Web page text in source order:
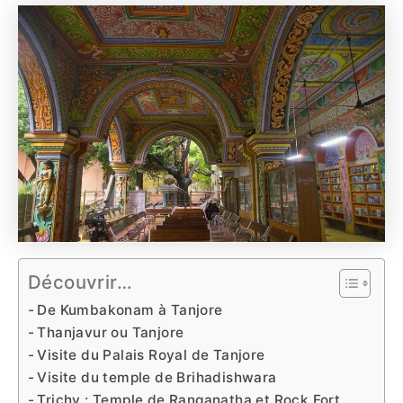
Découvrir…
De Kumbakonam à Tanjore
Thanjavur ou Tanjore
Visite du Palais Royal de Tanjore
Visite du temple de Brihadishwara